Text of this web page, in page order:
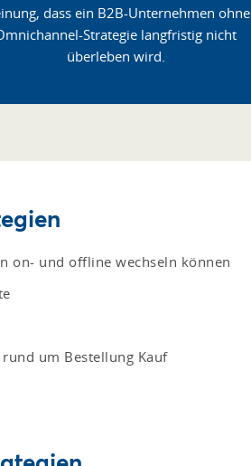
dass ein B2B-Unternehmen ohne
Strategie langfristig nicht
überleben wird.
on- und offline wechseln können
um Bestellung Kauf